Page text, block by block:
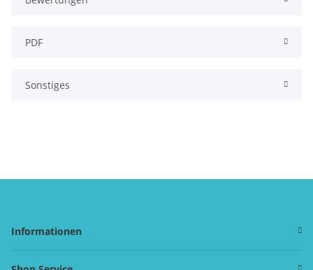
PDF
Sonstiges
Informationen